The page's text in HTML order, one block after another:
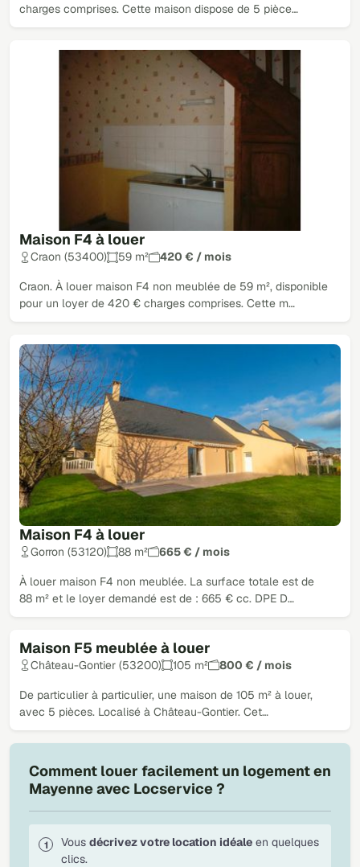
charges comprises. Cette maison dispose de 5 pièce…
Maison F4 à louer
Craon (53400) 59 m² 420 € / mois
Craon. À louer maison F4 non meublée de 59 m², disponible
pour un loyer de 420 € charges comprises. Cette m…
Maison F4 à louer
Gorron (53120) 88 m² 665 € / mois
À louer maison F4 non meublée. La surface totale est de
88 m² et le loyer demandé est de : 665 € cc. DPE D…
Maison F5 meublée à louer
Château-Gontier (53200) 105 m² 800 € / mois
De particulier à particulier, une maison de 105 m² à louer,
avec 5 pièces. Localisé à Château-Gontier. Cet…
Comment louer facilement un logement en
Mayenne avec Locservice ?
Vous décrivez votre location idéale en quelques
clics.